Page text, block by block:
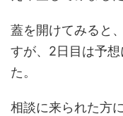
蓋を開けてみると
すが、2日目は予
た。
相談に来られた方